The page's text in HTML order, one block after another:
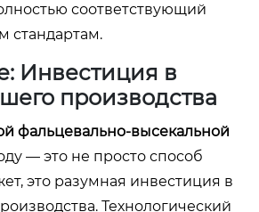
соответствующий
стандартам.
Инвестиция в
производства
фальцевально-высекальной
— это не просто способ
это разумная инвестиция в
Технологический